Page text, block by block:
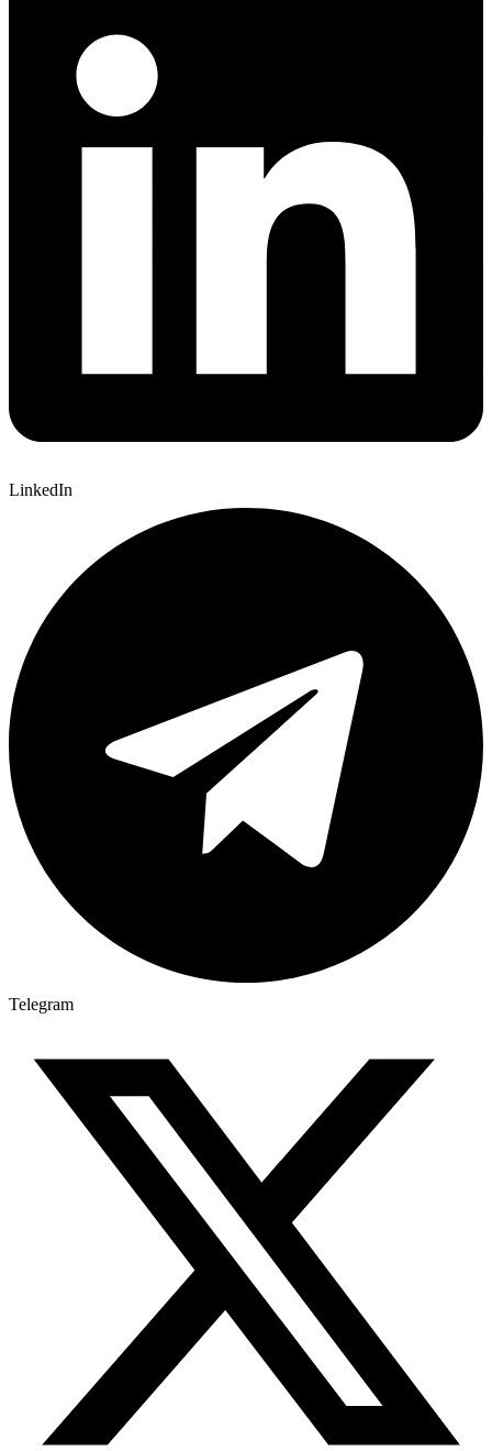
LinkedIn
Telegram